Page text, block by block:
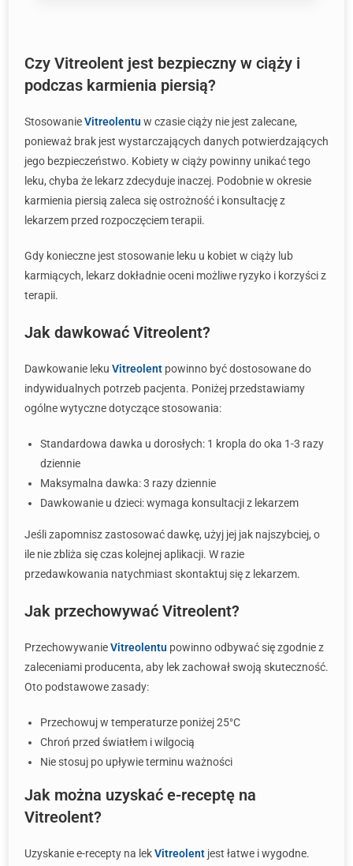
Czy Vitreolent jest bezpieczny w ciąży i
podczas karmienia piersią?
StosowanieVitreolentu w czasie ciąży nie jest zalecane,
ponieważ brak jest wystarczających danych potwierdzających
jego bezpieczeństwo. Kobiety w ciąży powinny unikać tego
leku, chyba że lekarz zdecyduje inaczej. Podobnie w okresie
karmienia piersią zaleca się ostrożność i konsultację z
lekarzem przed rozpoczęciem terapii.
Gdy konieczne jest stosowanie leku u kobiet w ciąży lub
karmiących, lekarz dokładnie oceni możliwe ryzyko i korzyści z
terapii.
Jak dawkować Vitreolent?
Dawkowanie leku Vitreolent powinno być dostosowane do
indywidualnych potrzeb pacjenta. Poniżej przedstawiamy
ogólne wytyczne dotyczące stosowania:
Standardowa dawka u dorosłych: 1 kropla do oka 1-3 razy
dziennie
Maksymalna dawka: 3 razy dziennie
Dawkowanie u dzieci: wymaga konsultacji z lekarzem
Jeśli zapomnisz zastosować dawkę, użyj jej jak najszybciej, o
ile nie zbliża się czas kolejnej aplikacji. W razie
przedawkowania natychmiast skontaktuj się z lekarzem.
Jak przechowywać Vitreolent?
PrzechowywanieVitreolentu powinno odbywać się zgodnie z
zaleceniami producenta, aby lek zachował swoją skuteczność.
Oto podstawowe zasady:
Przechowuj w temperaturze poniżej 25°C
Chroń przed światłem i wilgocią
Nie stosuj po upływie terminu ważności
Jak można uzyskać e-receptę na
Vitreolent?
Uzyskanie e-recepty na lekVitreolent jest łatwe i wygodne.